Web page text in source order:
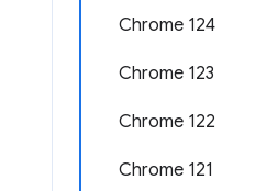
Chrome 124
Chrome 123
Chrome 122
Chrome 121